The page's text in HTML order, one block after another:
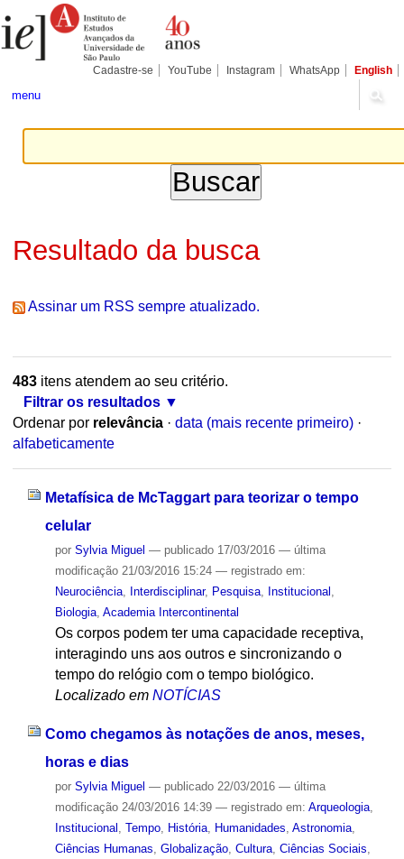
para
conteúdo.
Pessoais
Cadastre-se YouTube Instagram WhatsApp English
menu
Resultado da busca
Assinar um RSS sempre atualizado.
483itens atendem ao seu critério.
Filtrar os resultados
Ordenar por relevância · data (mais recente primeiro) ·
alfabeticamente
Metafísica de McTaggart para teorizar o tempo
celular
por Sylvia Miguel — publicado17/03/2016 — última
modificação21/03/2016 15:24 — registrado em:
Neurociência, Interdisciplinar, Pesquisa, Institucional
Biologia, Academia Intercontinental
Os corpos podem ter uma capacidade receptiva,
interagindo uns aos outros e sincronizando o
tempo do relógio com o tempo biológico.
Localizado em NOTÍCIAS
Como chegamos às notações de anos, meses,
horas e dias
por Sylvia Miguel — publicado22/03/2016 — última
modificação24/03/2016 14:39 — registrado em: Arqueologia,
Institucional Tempo, História, Humanidades Astronomia,
Ciências Humanas Globalização, Cultura, Ciências Sociais